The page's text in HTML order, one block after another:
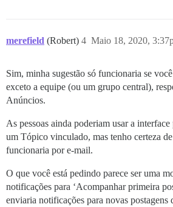
merefield (Robert) Maio 18, 2020,
4
Sim, minha sugestão só funcionaria se
exceto a equipe (ou um grupo central),
Anúncios.
As pessoas ainda poderiam usar a
um Tópico vinculado, mas tenho certeza
funcionaria por e-mail.
O que você está pedindo parece ser uma
notificações para ‘Acompanhar primeira
enviaria notificações para novas postagens